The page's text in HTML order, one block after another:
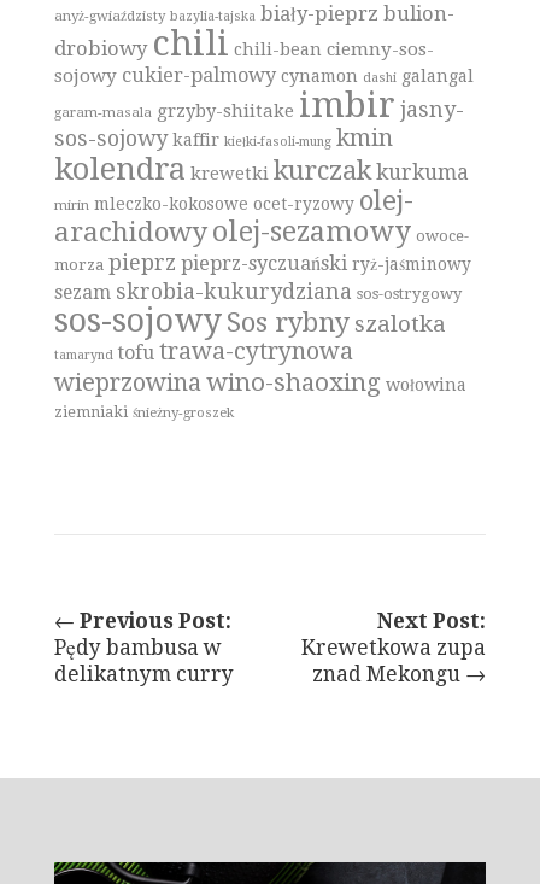
anyż-gwiaździsty bazylia-tajska biały-pieprz bulion-
drobiowy chili chili-bean ciemny-sos-
sojowy cukier-palmowy cynamon dashi galangal
garam-masala grzyby-shiitake imbir jasny-
sos-sojowy kaffir kiełki-fasoli-mung kmin
kolendra krewetki kurczak kurkuma
mirin mleczko-kokosowe ocet-ryzowy olej-
arachidowy olej-sezamowy owoce-
morza pieprz pieprz-syczuański ryż-jaśminowy
sezam skrobia-kukurydziana sos-ostrygowy
sos-sojowy Sos rybny szalotka
tamarynd tofu trawa-cytrynowa
wieprzowinawino-shaoxing wołowina
ziemniaki śnieżny-groszek
Next Post:
Krewetkowa zupa
znad Mekongu →
← Previous Post:
Pędy bambusa w
delikatnym curry